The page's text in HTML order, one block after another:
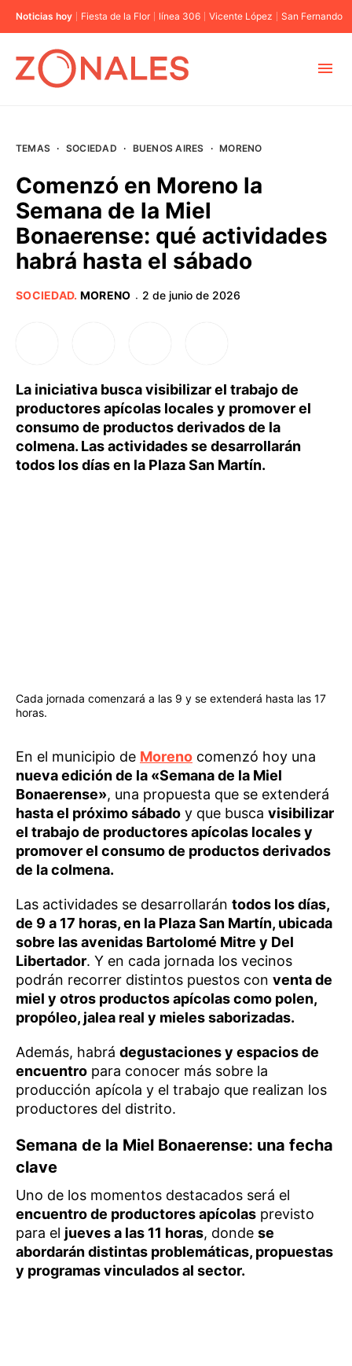
Noticias hoy Fiesta de la Flor línea 306 Vicente López San Fernando
BUENOS AIRES
PROVINCIAS
TEMAS · SOCIEDAD · BUENOS AIRES · MORENO
Comenzó en Moreno la
Semana de la Miel
Bonaerense: qué actividades
habrá hasta el sábado
SOCIEDAD. MORENO · 2 de junio de 2026
La iniciativa busca visibilizar el trabajo de
productores apícolas locales y promover el
consumo de productos derivados de la
colmena. Las actividades se desarrollarán
todos los días en la Plaza San Martín.
Cada jornada comenzará a las 9 y se extenderá hasta las 17
horas.
En el municipio de Moreno comenzó hoy una
nueva edición de la «Semana de la Miel
Bonaerense», una propuesta que se extenderá
hasta el próximo sábado y que busca visibilizar
el trabajo de productores apícolas locales y
promover el consumo de productos derivados
de la colmena.
Las actividades se desarrollarán todos los días,
de 9 a 17 horas, en la Plaza San Martín, ubicada
sobre las avenidas Bartolomé Mitre y Del
Libertador. Y en cada jornada los vecinos
podrán recorrer distintos puestos con venta de
miel y otros productos apícolas como polen,
propóleo, jalea real y mieles saborizadas.
Además, habrá degustaciones y espacios de
encuentro para conocer más sobre la
producción apícola y el trabajo que realizan los
productores del distrito.
Semana de la Miel Bonaerense: una fecha
clave
Uno de los momentos destacados será el
encuentro de productores apícolas previsto
para el jueves a las 11 horas, donde se
abordarán distintas problemáticas, propuestas
y programas vinculados al sector.